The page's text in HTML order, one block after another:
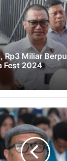
Rp3 Miliar
Fest 2024